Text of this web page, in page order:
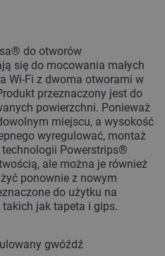
® do otworów
się do mocowania małych
Wi-Fi z dwoma otworami w
przeznaczony jest do
powierzchni. Ponieważ
miejscu, a wysokość
wyregulować, montaż
Powerstrips®
ale można je również
ponownie z nowym
do użytku na
jak tapeta i gips.
gwóźdź